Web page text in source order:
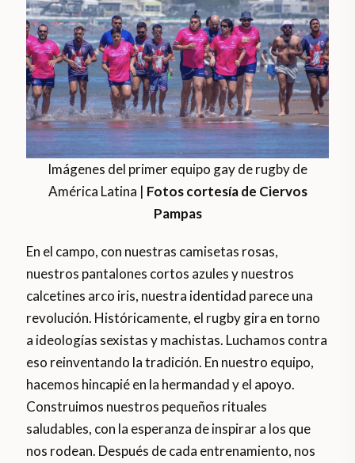
Imágenes del primer equipo gay de rugby de
América Latina | Fotos cortesía de Ciervos
Pampas
En el campo, con nuestras camisetas rosas,
nuestros pantalones cortos azules y nuestros
calcetines arco iris, nuestra identidad parece una
revolución. Históricamente, el rugby gira en torno
a ideologías sexistas y machistas. Luchamos contra
eso reinventando la tradición. En nuestro equipo,
hacemos hincapié en la hermandad y el apoyo.
Construimos nuestros pequeños rituales
saludables, con la esperanza de inspirar a los que
nos rodean. Después de cada entrenamiento, nos